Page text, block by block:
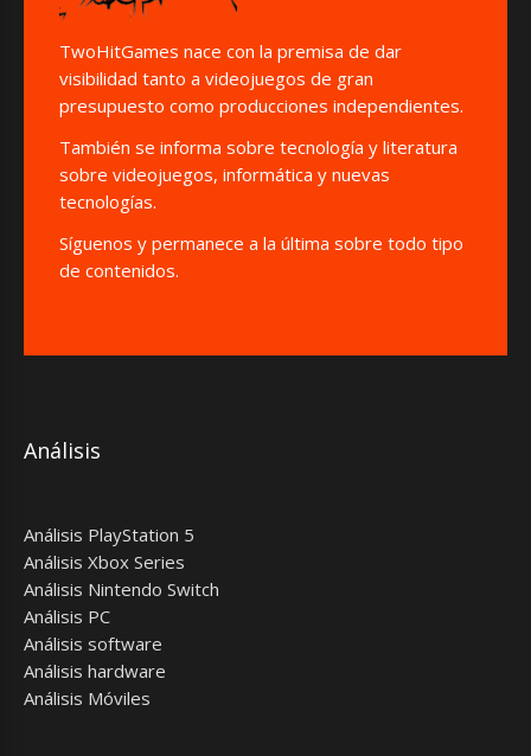
TwoHitGames nace con la premisa de dar
visibilidad tanto a videojuegos de gran
presupuesto como producciones independientes.
También se informa sobre tecnología y literatura
sobre videojuegos, informática y nuevas
tecnologías.
Síguenos y permanece a la última sobre todo tipo
de contenidos.
Análisis
Análisis PlayStation 5
Análisis Xbox Series
Análisis Nintendo Switch
Análisis PC
Análisis software
Análisis hardware
Análisis Móviles